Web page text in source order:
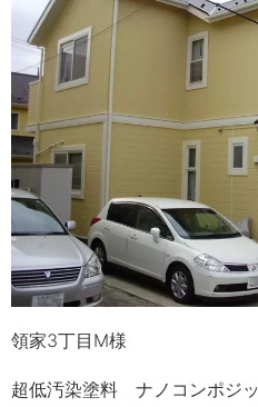
領家3丁目M様
超低汚染塗料 ナノコンポジ